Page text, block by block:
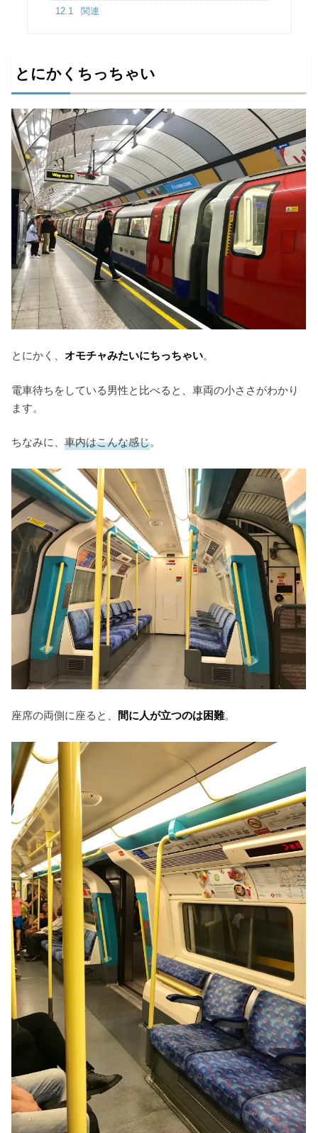
12.1 関連
とにかくちっちゃい
とにかく、オモチャみたいにちっちゃい。
電車待ちをしている男性と比べると、車両の小ささがわかり
ます。
ちなみに、車内はこんな感じ。
座席の両側に座ると、 間に人が立つのは困難。